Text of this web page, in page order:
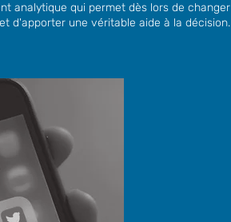
analytique qui permet dès lors de changer
d'apporter une véritable aide à la décision.